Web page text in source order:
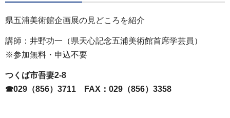
県五浦美術館企画展の見どころを紹介
講師：井野功一（県天心記念五浦美術館首席学芸員）
※参加無料・申込不要
つくば市吾妻2-8
☎029（856）3711
FAX ：029（856）3358